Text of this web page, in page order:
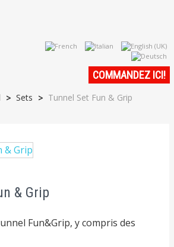
COMMANDEZ ICI!
> Sets > Tunnel Set Fun & Grip
& Grip
Fun&Grip, y compris des